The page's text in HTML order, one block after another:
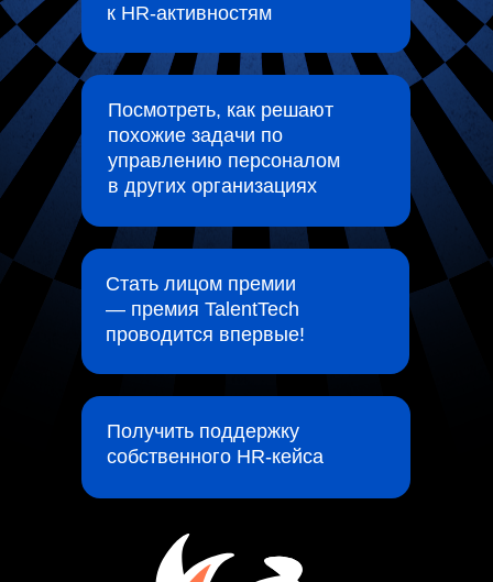
Стать лицом премии
— премия TalentTech
проводится впервые!
Получить поддержку
собственного HR-кейса
к HR-активностям
Посмотреть, как решают
похожие задачи по
управлению персоналом
в других организациях